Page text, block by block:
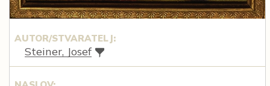
AUTOR/STVARATELJ:
Steiner, Josef